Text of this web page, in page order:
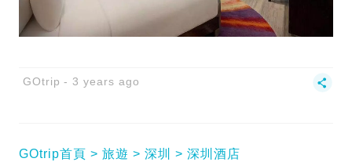
GOtrip 3 years ago
GOtrip首頁 旅遊 深圳 深圳酒店